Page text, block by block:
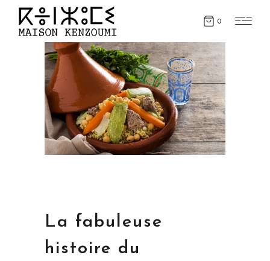
0
La fabuleuse
histoire du